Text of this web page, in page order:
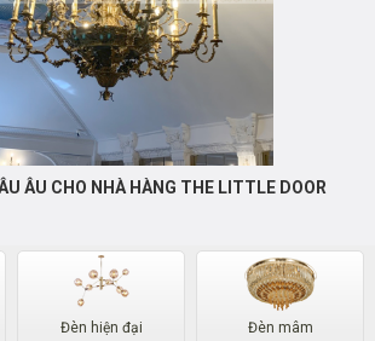
ÂU CHO NHÀ HÀNG THE LITTLE DOOR
Đèn hiện đại Đèn mâm